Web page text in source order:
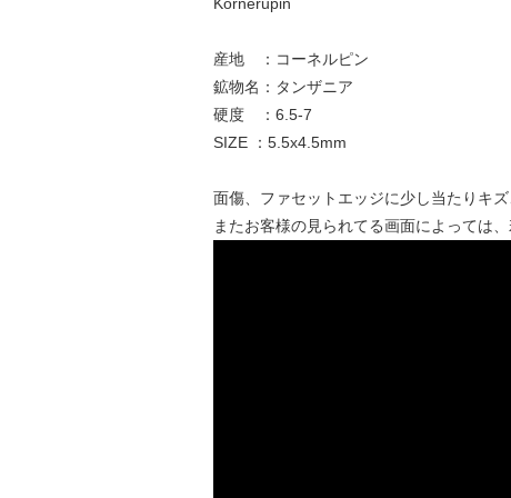
産地 ：コーネルピン
鉱物名：タンザニア
硬度 ：6.5-7
SIZE ：5.5x4.5mm
面傷、ファセットエッジに少し当たりキ
またお客様の見られてる画面によっては